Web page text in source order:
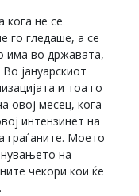
кога не се
го гледаше, а се
има во државата,
јануарскиот
и тоа го
овој месец, кога
интензинет на
граѓаните. Моето
на
чекори кои ќе